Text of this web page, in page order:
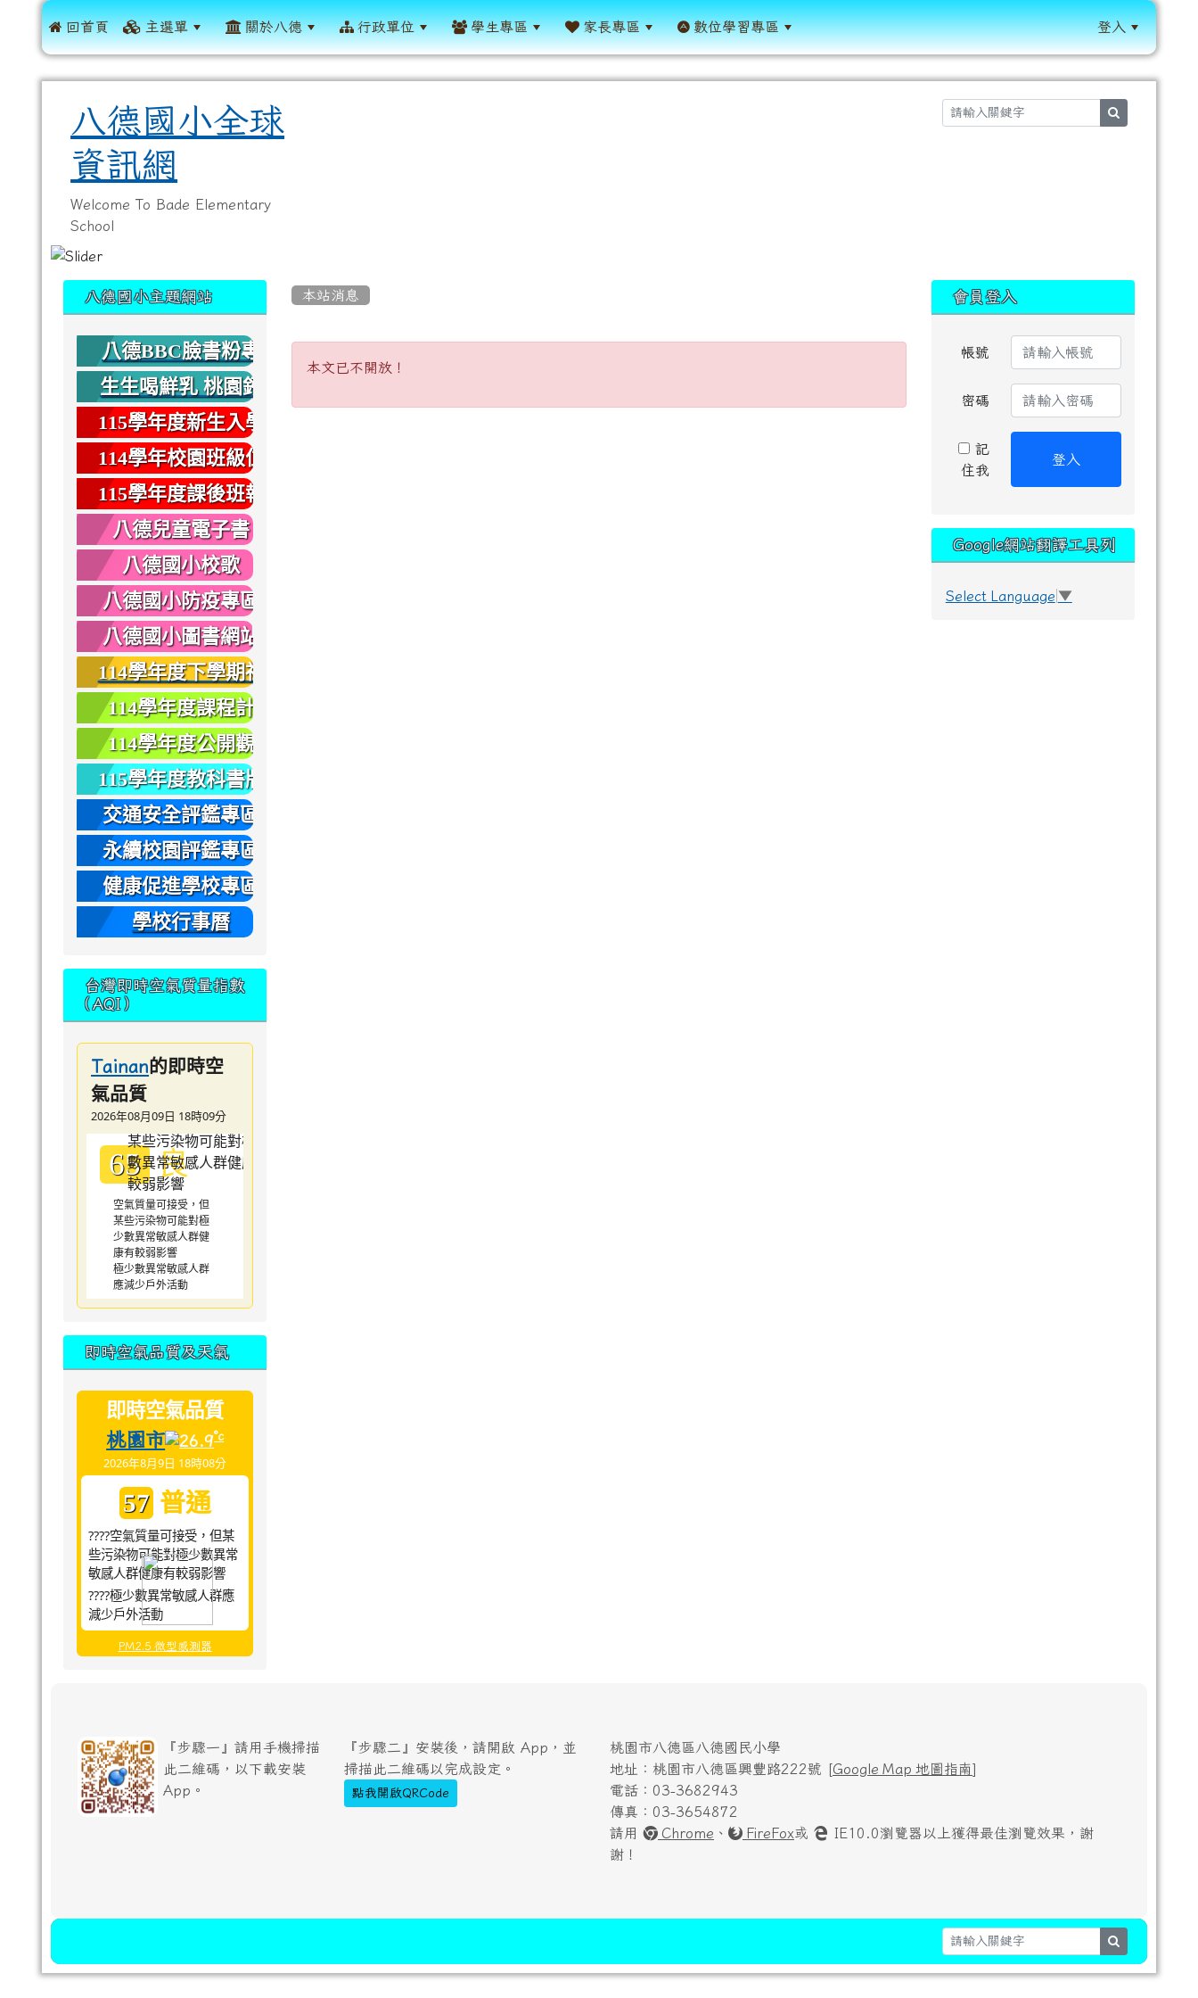
 回首頁 主選單 關於八德 行政單位 學生專區 家長專區 數位學習專區 登入
八德國小全球
資訊網
Welcome To Bade Elementary
School
本站消息
本文已不開放！
本文已不開放！
八德國小主題網站
八德BBC臉書粉專
生生喝鮮乳 桃園鈣
健康
115學年度新生入學
專區
114學年校園班級位
置圖
115學年度課後班報
名
八德兒童電子書
八德國小校歌
八德國小防疫專區
八德國小圖書網站
114學年度下學期社
團報名
114學年度課程計
畫
114學年度公開觀
課
115學年度教科書版
本
交通安全評鑑專區
永續校園評鑑專區
健康促進學校專區
學校行事曆
台灣即時空氣質量指數
（AQI）
Tainan的即時空
氣品質
2026年08月09日 18時09分
65 良
空氣質量可接受，但
某些污染物可能對極
少數異常敏感人群健
康有較弱影響
極少數異常敏感人群
應減少戶外活動
即時空氣品質及天氣
即時空氣品質
桃園市 26.9°c
2026年8月9日 18時08分
57 普通
????空氣質量可接受，但某
些污染物可能對極少數異常
敏感人群健康有較弱影響
????極少數異常敏感人群應
減少戶外活動
PM2.5 微型感測器
會員登入
帳號
密碼
記
住我
登入
Google網站翻譯工具列
Select Language ▼
『步驟一』請用手機掃描
此二維碼，以下載安裝
App。
『步驟二』安裝後，請開啟 App，並
掃描此二維碼以完成設定。
點我開啟QRCode
桃園市八德區八德國民小學
地址：桃園市八德區興豐路222號 [Google Map 地圖指南]
電話：03-3682943
傳真：03-3654872
請用
Chrome 、 FireFox或
IE10.0瀏覽器以上獲得最佳瀏覽效果，謝
謝！